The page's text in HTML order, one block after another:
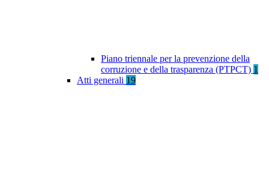
Piano triennale per la prevenzione della
corruzione e della trasparenza (PTPCT) 1
Atti generali 19